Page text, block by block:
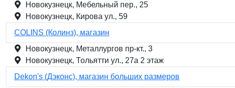
Новокузнецк, Мебельный пер., 25
Новокузнецк, Кирова ул., 59
COLINS (Колинз), магазин
Новокузнецк, Металлургов пр-кт., 3
Новокузнецк, Тольятти ул., 27а 2 этаж
Dekon's (Дэконс), магазин больших размеров